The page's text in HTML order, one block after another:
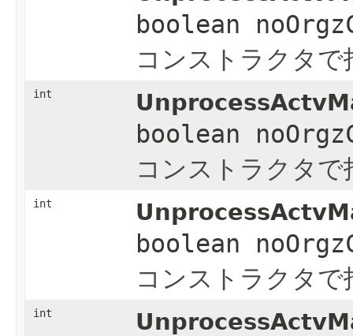
boolean
コンストラクタ
int
boolean
コンストラクタ
int
boolean
コンストラクタ
int